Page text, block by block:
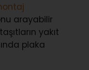
arayabilir
yakıt
plaka